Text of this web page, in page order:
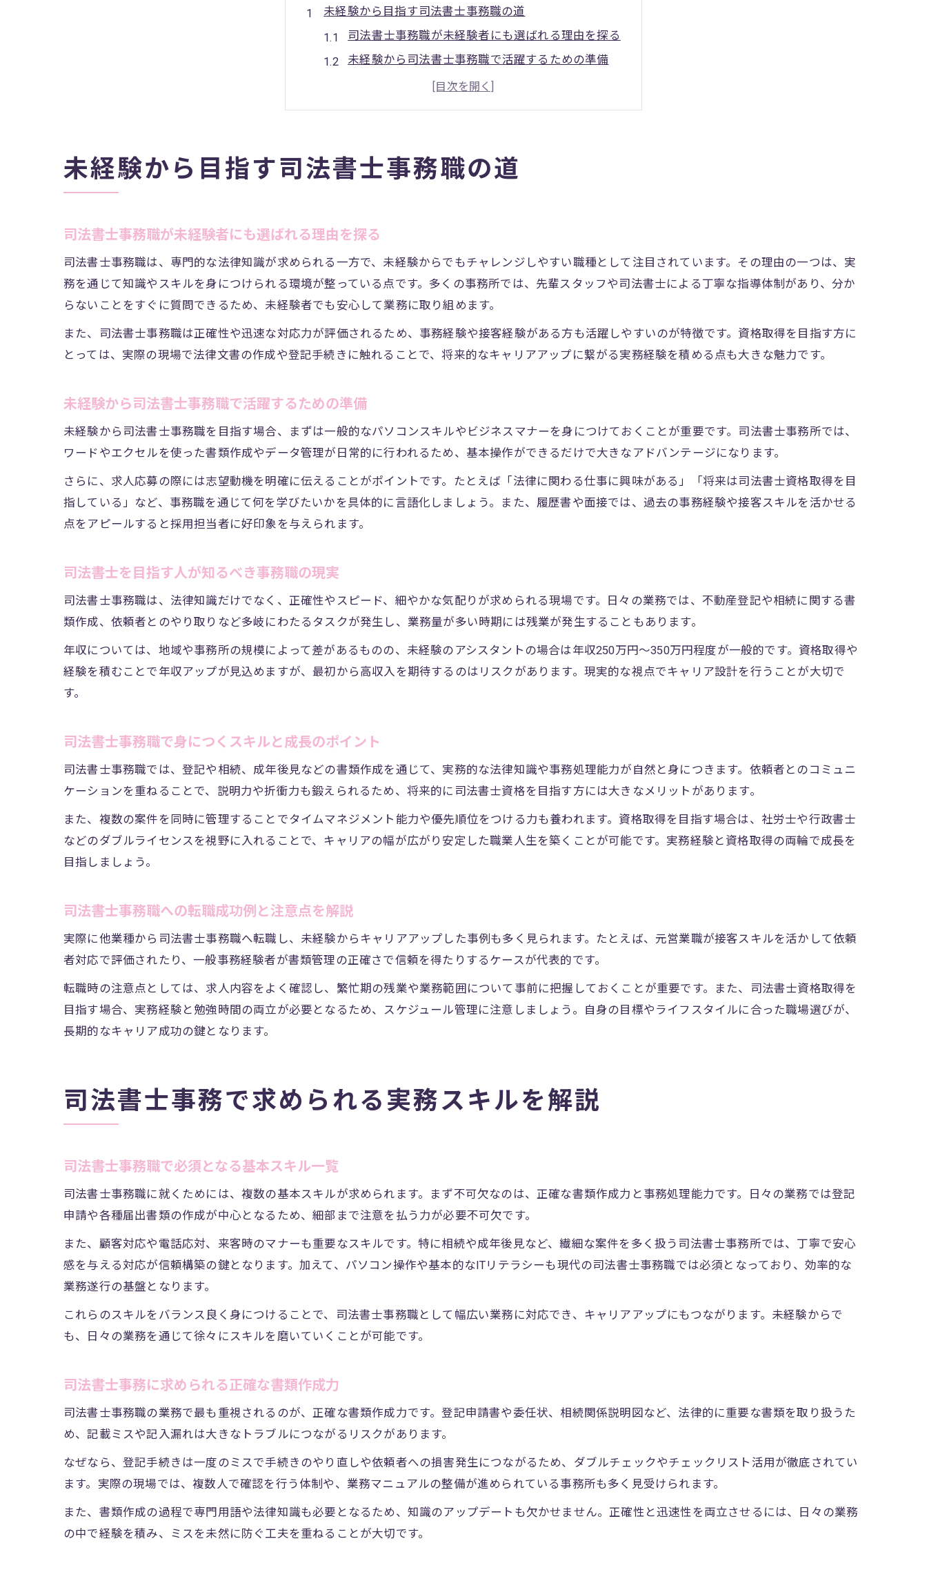
未経験から目指す司法書士事務職の道
司法書士事務職が未経験者にも選ばれる理由を探る
未経験から司法書士事務職で活躍するための準備
司法書士を目指す人が知るべき事務職の現実
司法書士事務職で身につくスキルと成長のポイント
司法書士事務で求められる実務スキルを解説
司法書士事務職で必須となる基本スキル一覧
司法書士事務職の現場で重視される対応力とは
司法書士事務職が求められるITスキルの重要性
正確性がカギの司法書士事務の日常業務とは
司法書士事務職の日常業務で意識すべき正確性
司法書士の仕事を支える事務処理の具体例
司法書士事務職で求められる注意力の鍛え方
事務職の視点から見た司法書士のキャリア形成
司法書士事務職で築く安定したキャリアの特徴
司法書士事務職経験が次のステップに活きる理由
資格取得で広がる司法書士事務の可能性を探る
司法書士事務職が資格取得で得られる新たな展望
司法書士以外に取得したい資格とその効果
司法書士と社労士比較で見える年収の実態
司法書士事務職と社労士の収入差を分析
司法書士事務職が年収アップを目指すポイント
未経験から目指す司法書士事務職の道
司法書士事務職が未経験者にも選ばれる理由を探る
司法書士事務職は、専門的な法律知識が求められる一方で、未経験からでもチャレンジしやすい職種として注目されています。その理由の一つは、実
務を通じて知識やスキルを身につけられる環境が整っている点です。多くの事務所では、先輩スタッフや司法書士による丁寧な指導体制があり、分か
らないことをすぐに質問できるため、未経験者でも安心して業務に取り組めます。
また、司法書士事務職は正確性や迅速な対応力が評価されるため、事務経験や接客経験がある方も活躍しやすいのが特徴です。資格取得を目指す方に
とっては、実際の現場で法律文書の作成や登記手続きに触れることで、将来的なキャリアアップに繋がる実務経験を積める点も大きな魅力です。
未経験から司法書士事務職で活躍するための準備
未経験から司法書士事務職を目指す場合、まずは一般的なパソコンスキルやビジネスマナーを身につけておくことが重要です。司法書士事務所では、
ワードやエクセルを使った書類作成やデータ管理が日常的に行われるため、基本操作ができるだけで大きなアドバンテージになります。
さらに、求人応募の際には志望動機を明確に伝えることがポイントです。たとえば「法律に関わる仕事に興味がある」「将来は司法書士資格取得を目
指している」など、事務職を通じて何を学びたいかを具体的に言語化しましょう。また、履歴書や面接では、過去の事務経験や接客スキルを活かせる
点をアピールすると採用担当者に好印象を与えられます。
司法書士を目指す人が知るべき事務職の現実
司法書士事務職は、法律知識だけでなく、正確性やスピード、細やかな気配りが求められる現場です。日々の業務では、不動産登記や相続に関する書
類作成、依頼者とのやり取りなど多岐にわたるタスクが発生し、業務量が多い時期には残業が発生することもあります。
年収については、地域や事務所の規模によって差があるものの、未経験のアシスタントの場合は年収250万円〜350万円程度が一般的です。資格取得や
経験を積むことで年収アップが見込めますが、最初から高収入を期待するのはリスクがあります。現実的な視点でキャリア設計を行うことが大切で
す。
司法書士事務職で身につくスキルと成長のポイント
司法書士事務職では、登記や相続、成年後見などの書類作成を通じて、実務的な法律知識や事務処理能力が自然と身につきます。依頼者とのコミュニ
ケーションを重ねることで、説明力や折衝力も鍛えられるため、将来的に司法書士資格を目指す方には大きなメリットがあります。
また、複数の案件を同時に管理することでタイムマネジメント能力や優先順位をつける力も養われます。資格取得を目指す場合は、社労士や行政書士
などのダブルライセンスを視野に入れることで、キャリアの幅が広がり安定した職業人生を築くことが可能です。実務経験と資格取得の両輪で成長を
目指しましょう。
司法書士事務職への転職成功例と注意点を解説
実際に他業種から司法書士事務職へ転職し、未経験からキャリアアップした事例も多く見られます。たとえば、元営業職が接客スキルを活かして依頼
者対応で評価されたり、一般事務経験者が書類管理の正確さで信頼を得たりするケースが代表的です。
転職時の注意点としては、求人内容をよく確認し、繁忙期の残業や業務範囲について事前に把握しておくことが重要です。また、司法書士資格取得を
目指す場合、実務経験と勉強時間の両立が必要となるため、スケジュール管理に注意しましょう。自身の目標やライフスタイルに合った職場選びが、
長期的なキャリア成功の鍵となります。
司法書士事務で求められる実務スキルを解説
司法書士事務職で必須となる基本スキル一覧
司法書士事務職に就くためには、複数の基本スキルが求められます。まず不可欠なのは、正確な書類作成力と事務処理能力です。日々の業務では登記
申請や各種届出書類の作成が中心となるため、細部まで注意を払う力が必要不可欠です。
また、顧客対応や電話応対、来客時のマナーも重要なスキルです。特に相続や成年後見など、繊細な案件を多く扱う司法書士事務所では、丁寧で安心
感を与える対応が信頼構築の鍵となります。加えて、パソコン操作や基本的なITリテラシーも現代の司法書士事務職では必須となっており、効率的な
業務遂行の基盤となります。
これらのスキルをバランス良く身につけることで、司法書士事務職として幅広い業務に対応でき、キャリアアップにもつながります。未経験からで
も、日々の業務を通じて徐々にスキルを磨いていくことが可能です。
司法書士事務に求められる正確な書類作成力
司法書士事務職の業務で最も重視されるのが、正確な書類作成力です。登記申請書や委任状、相続関係説明図など、法律的に重要な書類を取り扱うた
め、記載ミスや記入漏れは大きなトラブルにつながるリスクがあります。
なぜなら、登記手続きは一度のミスで手続きのやり直しや依頼者への損害発生につながるため、ダブルチェックやチェックリスト活用が徹底されてい
ます。実際の現場では、複数人で確認を行う体制や、業務マニュアルの整備が進められている事務所も多く見受けられます。
また、書類作成の過程で専門用語や法律知識も必要となるため、知識のアップデートも欠かせません。正確性と迅速性を両立させるには、日々の業務
の中で経験を積み、ミスを未然に防ぐ工夫を重ねることが大切です。